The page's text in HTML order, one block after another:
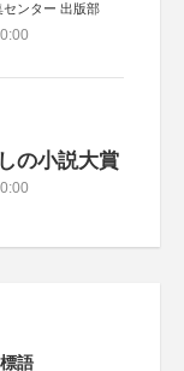
ンター 出版部
の小説大賞
語